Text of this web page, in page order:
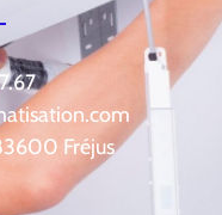
Fréjus